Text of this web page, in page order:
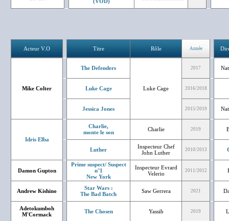
Acteur V.O Titre Rôle Année
Mike Colter
The Defenders
Luke Cage
2017
Luke Cage 2016/2018
Jessica Jones 2015/2019
Idris Elba
Charlie,
monte le son
Charlie 2019
Luther
Inspecteur Chef
John Luther
2010/2013
Damon Gupton
Prime suspect/ Suspect
n°1
New York
Inspecteur Evrard
Velerio
2011/2012
Andrew Kishino
Star Wars :
The Bad Batch
Saw Gerrera 2021
Adetokumboh
M'Cormack
The Chosen Yassib 2019